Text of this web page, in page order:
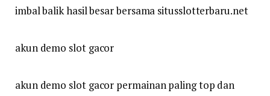
imbal balik hasil besar bersama situsslotterbaru.net
akun demo slot gacor
akun demo slot gacor permainan paling top dan